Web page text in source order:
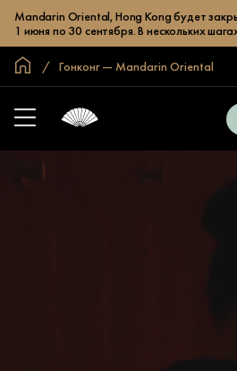
Mandarin Oriental, Hong Kong будет
1 июня по 30 сентября. В нескольких
ГлавнаяГонконг — Mandarin Oriental